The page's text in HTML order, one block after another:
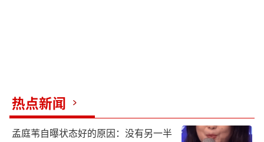
热点新闻
孟庭苇自曝状态好的原因：没有另一半